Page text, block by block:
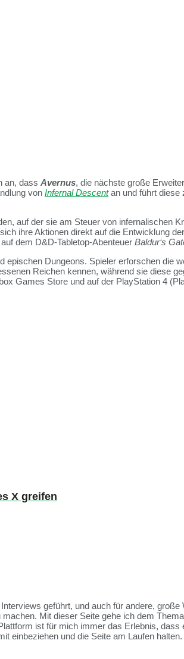
an, dass Avernus, die nächste große
von Infernal Descentan und führt diese
auf der sie am Steuer von infernalischen
ihre Aktionen direkt auf die Entwicklung
dem D&D-Tabletop-Abenteuer Baldur‘s
Dungeons. Spieler erforschen die
Reichen kennen, während sie diese
Games Store und auf der PlayStation 4
X greifen
geführt, und auch für andere,
Mit dieser Seite gehe ich dem
ist für mich immer das Erlebnis,
einbeziehen und die Seite am Laufen halten.